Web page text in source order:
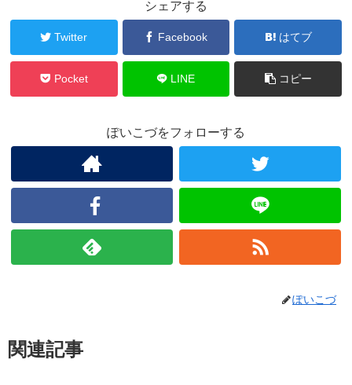
シェアする
Twitter Facebook はてブ
Pocket LINE コピー
ぽいこづをフォローする
ぽいこづ
関連記事